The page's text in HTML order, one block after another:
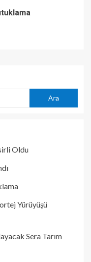
Ara
Oldu
Yürüyüşü
Sera Tarım